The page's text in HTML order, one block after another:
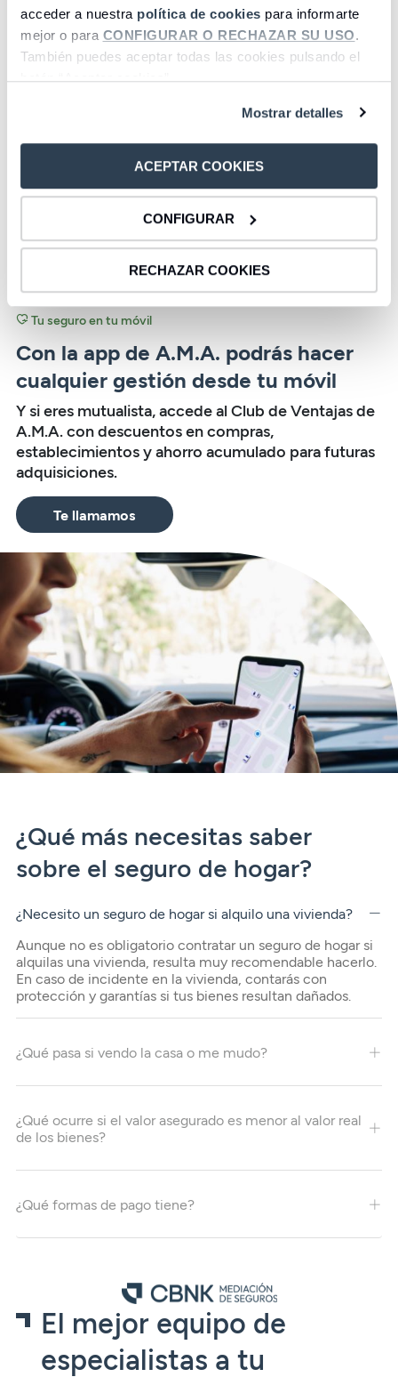
acceder a nuestra política de cookies para informarte
mejor o para CONFIGURAR O RECHAZAR SU USO.
También puedes aceptar todas las cookies pulsando el
botón “Aceptar cookies”.
Mostrar detalles
ACEPTAR COOKIES
CONFIGURAR
RECHAZAR COOKIES
Tu seguro en tu móvil
Con la app de A.M.A. podrás hacer
cualquier gestión desde tu móvil
Y si eres mutualista, accede al Club de Ventajas de
A.M.A. con descuentos en compras,
establecimientos y ahorro acumulado para futuras
adquisiciones.
Te llamamos
¿Qué más necesitas saber
sobre el seguro de hogar?
¿Necesito un seguro de hogar si alquilo una vivienda?
Aunque no es obligatorio contratar un seguro de hogar si
alquilas una vivienda, resulta muy recomendable hacerlo.
En caso de incidente en la vivienda, contarás con
protección y garantías si tus bienes resultan dañados.
¿Qué pasa si vendo la casa o me mudo?
¿Qué ocurre si el valor asegurado es menor al valor real
de los bienes?
¿Qué formas de pago tiene?
El mejor equipo de
especialistas a tu